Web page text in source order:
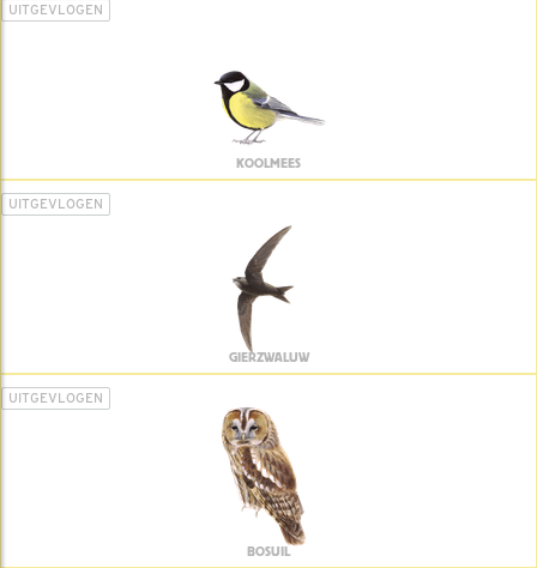
UITGEVLOGEN
KOOLMEES
UITGEVLOGEN
GIERZWALUW
UITGEVLOGEN
BOSUIL